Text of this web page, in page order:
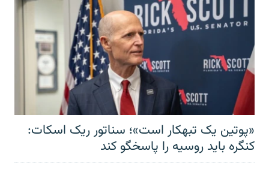
«پوتین یک تبهکار است»؛ سناتور ریک اسکات:
کنگره باید روسیه را پاسخگو کند